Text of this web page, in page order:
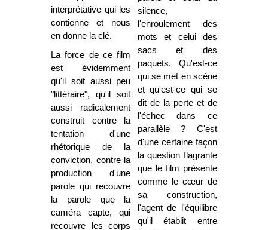
interprétative qui les
contienne et nous
en donne la clé.
La force de ce film
est évidemment
qu'il soit aussi peu
"littéraire", qu'il soit
aussi radicalement
construit contre la
tentation d'une
rhétorique de la
conviction, contre la
production d'une
parole qui recouvre
la parole que la
caméra capte, qui
recouvre les corps
silence,
l'enroulement des
mots et celui des
sacs et des
paquets. Qu'est-ce
qui se met en scène
et qu'est-ce qui se
dit de la perte et de
l'échec dans ce
parallèle ? C'est
d'une certaine façon
la question flagrante
que le film présente
comme le cœur de
sa construction,
l'agent de l'équilibre
qu'il établit entre